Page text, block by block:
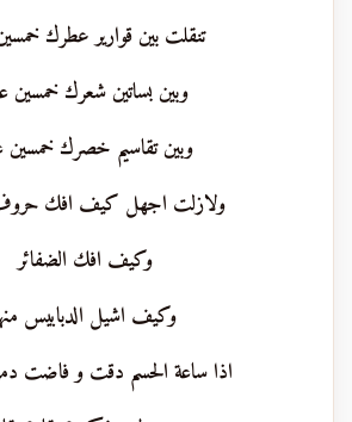
تنقلت بين قوارير عطرك
وبين بساتين شعرك خمسين
وبين تقاسيم خصرك خمسين
ولازلت اجهل كيف افك حروف
وكيف افك الضفائر
وكيف اشيل الدبابيس
اذا ساعة الحسم دقت و فاضت